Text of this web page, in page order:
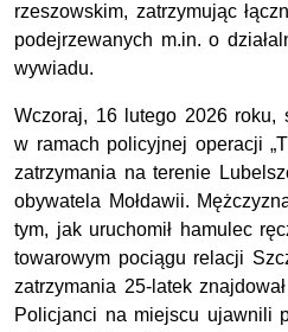
rzeszowskim, zatrzymując
podejrzewanych m.in. o
wywiadu.
Wczoraj, 16 lutego 2026 roku,
w ramach policyjnej operacji
zatrzymania na terenie
obywatela Mołdawii.
tym, jak uruchomił hamulec
towarowym pociągu relacji
zatrzymania 25-latek
Policjanci na miejscu ujawnili